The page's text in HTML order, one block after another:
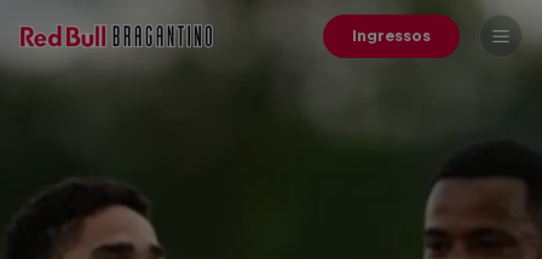
Ingressos